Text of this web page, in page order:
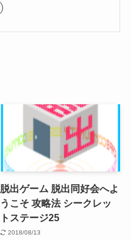
脱出ゲーム 脱出同好会へよ
うこそ 攻略法 シークレッ
トステージ25
2018/08/13